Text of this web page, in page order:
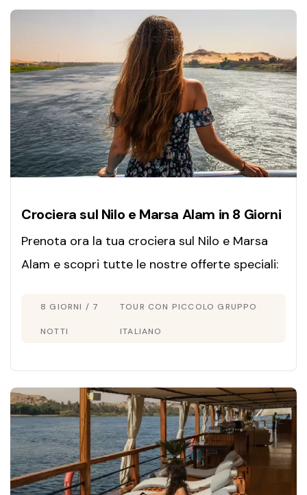
Crociera sul Nilo e Marsa Alam in 8 Giorni
Prenota ora la tua crociera sul Nilo e Marsa
Alam e scopri tutte le nostre offerte speciali:
prossimiViaggi in Egitto!
8 GIORNI / 7
NOTTI
TOUR CON PICCOLO GRUPPO
ITALIANO